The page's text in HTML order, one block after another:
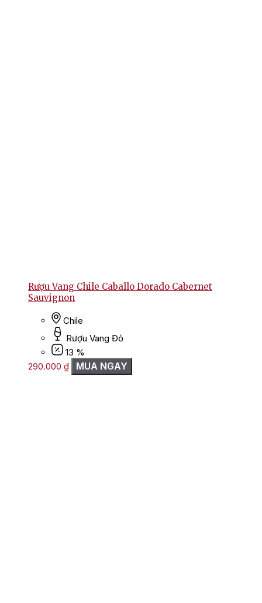
Rượu Vang Chile Caballo Dorado Cabernet
Sauvignon
Chile
Rượu Vang Đỏ
13 %
290.000 ₫ MUA NGAY